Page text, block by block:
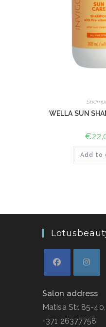
WELLA SUN
€
Add to
Salon address
Matisa Str. 85-
+371 26377758